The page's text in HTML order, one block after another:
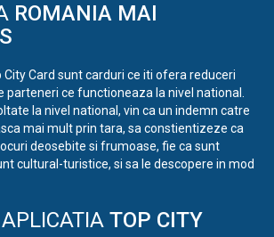
ROMANIA MAI
City Card sunt carduri ce iti ofera reduceri
parteneri ce functioneaza la nivel national.
la nivel national, vin ca un indemn catre
mai mult prin tara, sa constientizeze ca
deosebite si frumoase, fie ca sunt
cultural-turistice, si sa le descopere in mod
TOP CITY